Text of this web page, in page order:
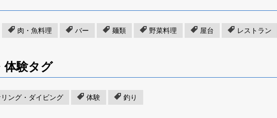
肉・魚料理 バー 麺類 野菜料理 屋台 レストラン
体験タグ
ング・ダイビング 体験 釣り